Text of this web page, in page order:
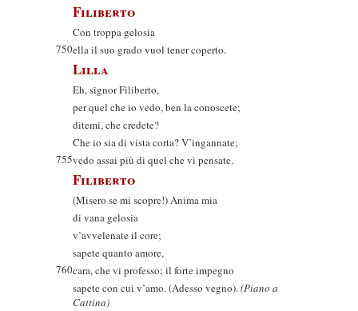
Filiberto
Con troppa gelosia
750ella il suo grado vuol tener coperto.
Lilla
Eh, signor Filiberto,
per quel che io vedo, ben la conoscete;
ditemi, che credete?
Che io sia di vista corta? V’ingannate;
755vedo assai più di quel che vi pensate.
Filiberto
(Misero se mi scopre!) Anima mia
di vana gelosia
v’avvelenate il core;
sapete quanto amore,
760cara, che vi professo; il forte impegno
sapete con cui v’amo. (Adesso vegno).(Piano a
Cattina)